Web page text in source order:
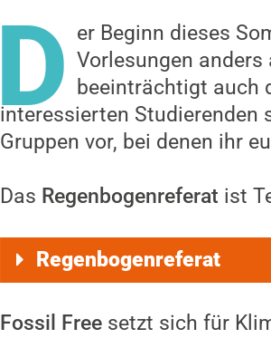
D er Beginn dieses
Vorlesungen
beeinträchtigt auch
interessierten Studierenden
Gruppen vor, bei denen ihr
Das Regenbogenreferat ist
Regenbogenreferat
Fossil Freesetzt sich für